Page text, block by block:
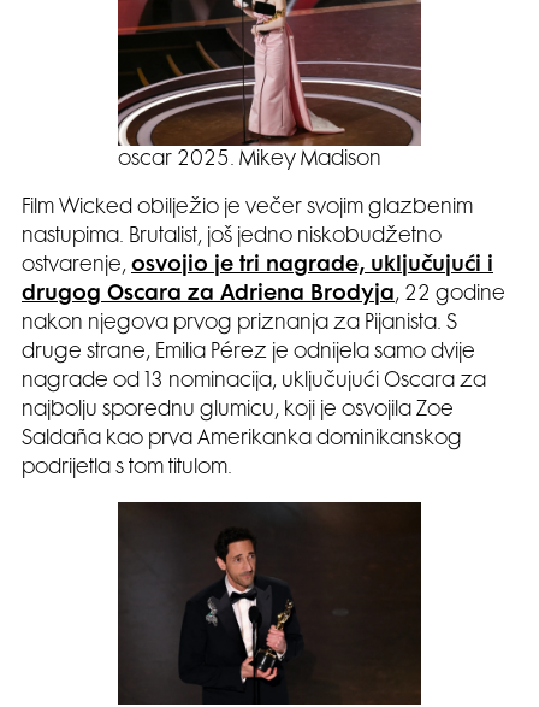
oscar 2025. Mikey Madison
Film Wicked obilježio je večer svojim glazbenim
nastupima. Brutalist, još jedno niskobudžetno
ostvarenje, osvojio je tri nagrade, uključujući i
drugog Oscara za Adriena Brodyja, 22 godine
nakon njegova prvog priznanja za Pijanista. S
druge strane, Emilia Pérez je odnijela samo dvije
nagrade od 13 nominacija, uključujući Oscara za
najbolju sporednu glumicu, koji je osvojila Zoe
Saldaña kao prva Amerikanka dominikanskog
podrijetla s tom titulom.